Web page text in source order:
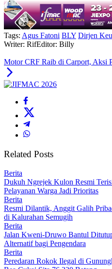
Tags: Agus Fatoni BLY Dirjen
Writer: RifEditor: Billy
Motor CRF Raib di Carport, Aksi
Related Posts
Berita
Dukuh Ngrejek Kulon Resmi
Pelayanan Warga Jadi Prioritas
Berita
Resmi Dilantik, Anggit Galih
di Kalurahan Semugih
Berita
Jalan Kweni-Druwo Bantul
Alternatif bagi Pengendara
Berita
Peredaran Rokok Ilegal di